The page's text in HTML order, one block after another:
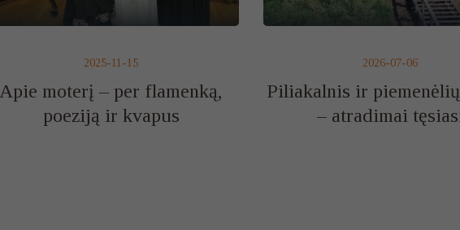
2025-11-15
Apie moterį – per flamenką,
poeziją ir kvapus
2026-07-06
Piliakalnis ir
– atradimai